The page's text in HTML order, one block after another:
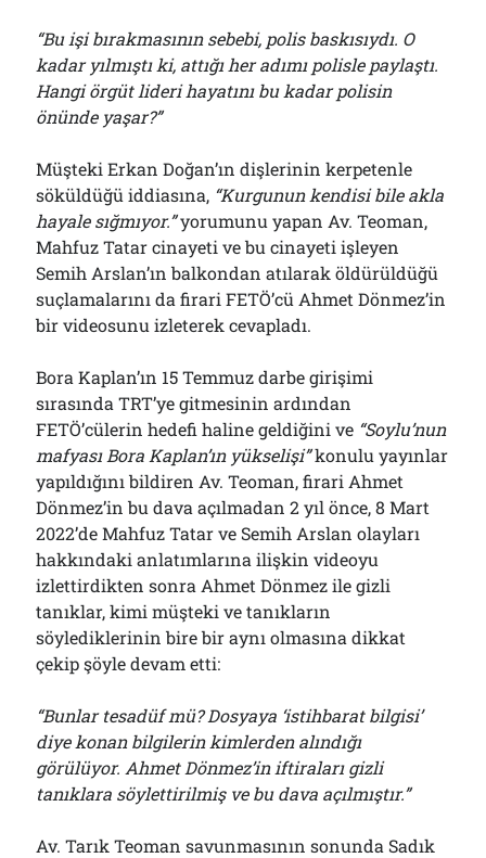
“Bu işi bırakmasının sebebi, polis baskısıydı. O
kadar yılmıştı ki, attığı her adımı polisle paylaştı.
Hangi örgüt lideri hayatını bu kadar polisin
önünde yaşar?”
Müşteki Erkan Doğan’ın dişlerinin kerpetenle
söküldüğü iddiasına, “Kurgunun kendisi bile akla
hayale sığmıyor.”yorumunu yapan Av. Teoman,
Mahfuz Tatar cinayeti ve bu cinayeti işleyen
Semih Arslan’ın balkondan atılarak öldürüldüğü
suçlamalarını da firari FETÖ’cü Ahmet Dönmez’in
bir videosunu izleterek cevapladı.
Bora Kaplan’ın 15 Temmuz darbe girişimi
sırasında TRT’ye gitmesinin ardından
FETÖ’cülerin hedefi haline geldiğini ve “Soylu’nun
mafyası Bora Kaplan’ın yükselişi”konulu yayınlar
yapıldığını bildiren Av. Teoman, firari Ahmet
Dönmez’in bu dava açılmadan 2 yıl önce, 8 Mart
2022’de Mahfuz Tatar ve Semih Arslan olayları
hakkındaki anlatımlarına ilişkin videoyu
izlettirdikten sonra Ahmet Dönmez ile gizli
tanıklar, kimi müşteki ve tanıkların
söylediklerinin bire bir aynı olmasına dikkat
çekip şöyle devam etti:
“Bunlar tesadüf mü? Dosyaya ‘istihbarat bilgisi’
diye konan bilgilerin kimlerden alındığı
görülüyor. Ahmet Dönmez’in iftiraları gizli
tanıklara söylettirilmiş ve bu dava açılmıştır.”
Av. Tarık Teoman savunmasının sonunda Sadık